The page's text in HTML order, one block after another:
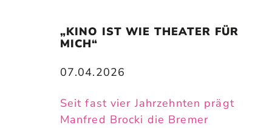
„KINO IST WIE THEATER FÜR
MICH“
07.04.2026
Seit fast vier Jahrzehnten prägt
Manfred Brocki die Bremer